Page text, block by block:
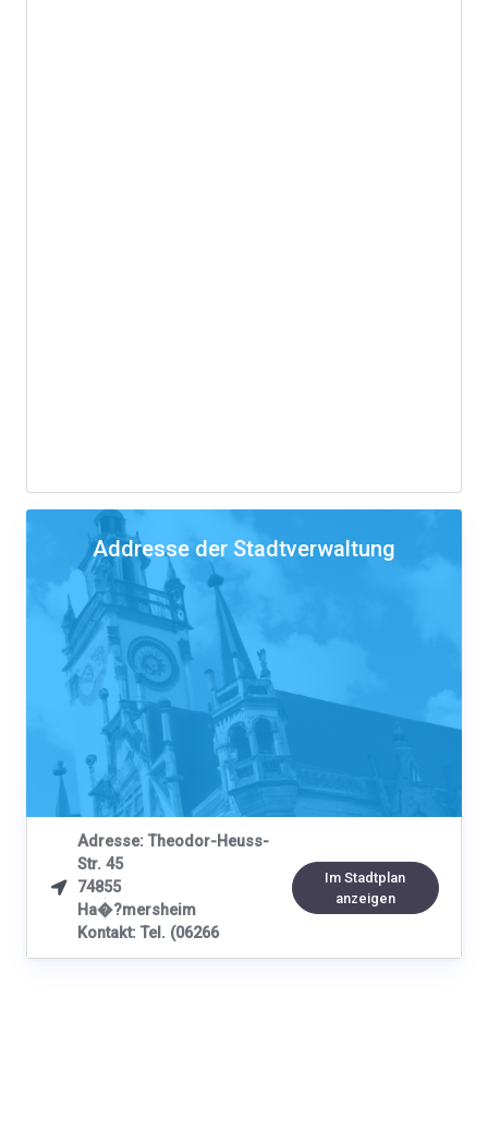
Addresse der Stadtverwaltung

Adresse: Theodor-Heuss-
Str. 45
74855
Ha�?mersheim
Kontakt: Tel. (06266
Im Stadtplan
anzeigen